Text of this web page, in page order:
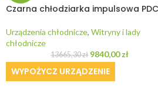
Czarna chłodziarka impulsowa
Urządzenia chłodnicze, Witryny i lady
chłodnicze
13665,30zł 9840,00zł
WYPOŻYCZ URZĄDZENIE